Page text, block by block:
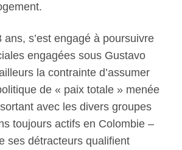
ans, s’est engagé à poursuivre
engagées sous Gustavo
la contrainte d’assumer
de « paix totale » menée
avec les divers groupes
toujours actifs en Colombie –
ses détracteurs qualifient